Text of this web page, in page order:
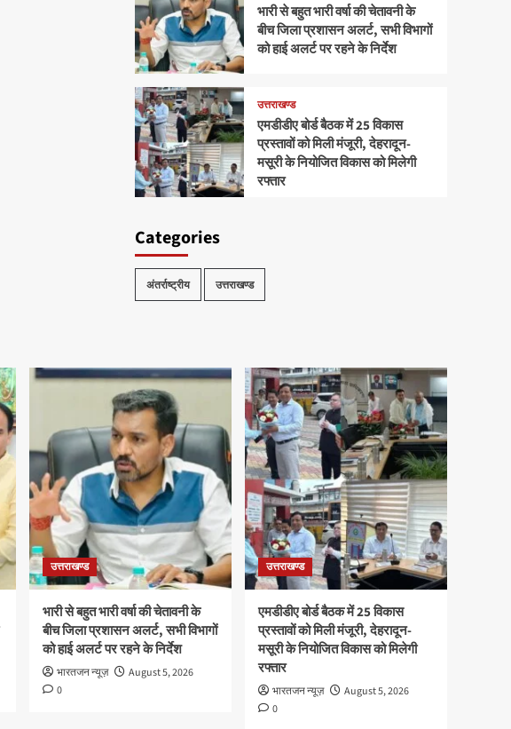
भारी से बहुत भारी वर्षा की चेतावनी के
बीच जिला प्रशासन अलर्ट, सभी विभागों
को हाई अलर्ट पर रहने के निर्देश
उत्तराखण्ड
एमडीडीए बोर्ड बैठक में 25 विकास
प्रस्तावों को मिली मंजूरी, देहरादून-
मसूरी के नियोजित विकास को मिलेगी
रफ्तार
Categories
अंतर्राष्ट्रीय उत्तराखण्ड
उत्तराखण्ड
भारी से बहुत भारी वर्षा की चेतावनी के
बीच जिला प्रशासन अलर्ट, सभी विभागों
को हाई अलर्ट पर रहने के निर्देश
भारतजन न्यूज़
August 5, 2026
0
उत्तराखण्ड
एमडीडीए बोर्ड बैठक में 25 विकास
प्रस्तावों को मिली मंजूरी, देहरादून-
मसूरी के नियोजित विकास को मिलेगी
रफ्तार
भारतजन न्यूज़
August 5, 2026
0